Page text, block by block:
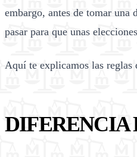
embargo, antes de tomar
pasar para que unas
Aquí te explicamos las
DIFERENCIA